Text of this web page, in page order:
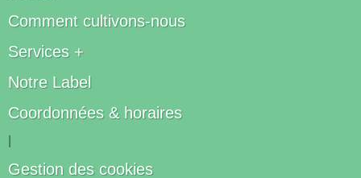
Comment cultivons-nous
Services +
Notre Label
Coordonnées & horaires
Gestion des cookies